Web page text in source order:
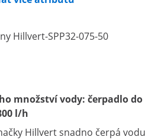
Hillvert-SPP32-075-50
množství vody: čerpadlo do
l/h
Hillvert snadno čerpá vodu